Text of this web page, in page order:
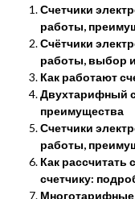
Счетчики
работы,
Счётчики
работы, выбор
Как работают
Двухтарифный
преимущества
Счетчики
работы,
Как рассчитать
счетчику:
Многотарифные